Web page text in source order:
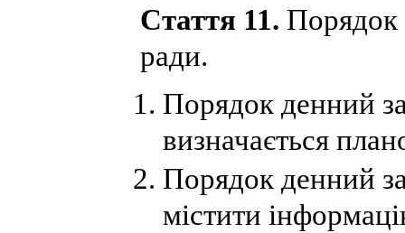
Стаття 11. Порядок
ради.
Порядок денний
визначається
Порядок денний
містити